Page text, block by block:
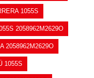
1055S
2058962M2629O
2058962M2629O
1055S